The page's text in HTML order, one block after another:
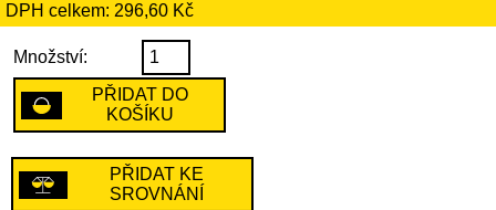
DPH celkem: 296,60 Kč
Množství:
PŘIDAT DO
KOŠÍKU
PŘIDAT KE
SROVNÁNÍ